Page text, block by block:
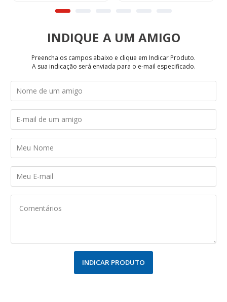
INDIQUE
Preencha os campos abaixo e clique em Indicar Produto.
A sua indicação será enviada para o e-mail especificado.
INDICAR PRODUTO